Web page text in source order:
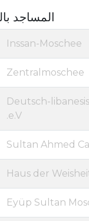
المساجد
Inssan-Moschee
Zentralmoschee
Deutsch-
e.V.
Sultan Ahmed
Haus der
Eyüp Sultan